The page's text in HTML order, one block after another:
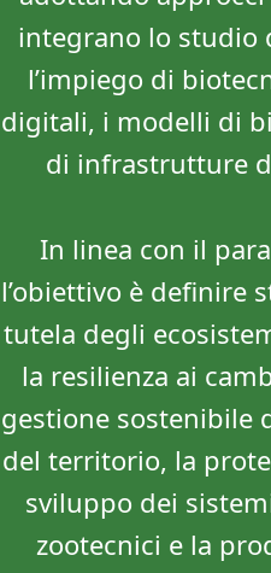
integrano lo studio
l’impiego di
digitali, i modelli di
di infrastrutture
In linea con il
l’obiettivo è definire
tutela degli
la resilienza ai
gestione sostenibile
del territorio, la
sviluppo dei
zootecnici e la